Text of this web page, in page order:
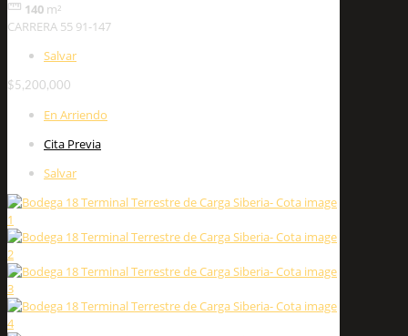
140 m²
CARRERA 55 91-147
Salvar
$5,200,000
En Arriendo
Cita Previa
Salvar